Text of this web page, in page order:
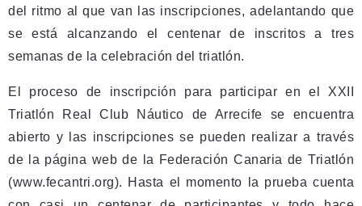
del ritmo al que van las inscripciones, adelantando que
se está alcanzando el centenar de inscritos a tres
semanas de la celebración del triatlón.
El proceso de inscripción para participar en el XXII
Triatlón Real Club Náutico de Arrecife se encuentra
abierto y las inscripciones se pueden realizar a través
de la página web de la Federación Canaria de Triatlón
(www.fecantri.org). Hasta el momento la prueba cuenta